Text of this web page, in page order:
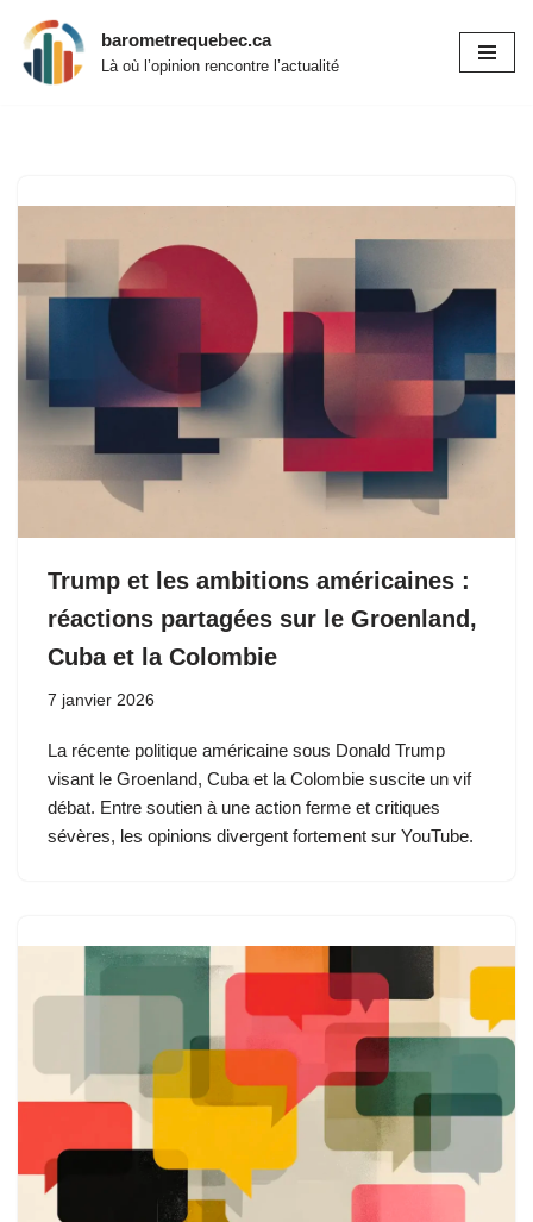
Aller
barometrequebec.ca
Là où l’opinion rencontre l’actualité
Trump et les ambitions américaines :
réactions partagées sur le Groenland,
Cuba et la Colombie
7 janvier 2026
La récente politique américaine sous Donald Trump
visant le Groenland, Cuba et la Colombie suscite un vif
débat. Entre soutien à une action ferme et critiques
sévères, les opinions divergent fortement sur YouTube.